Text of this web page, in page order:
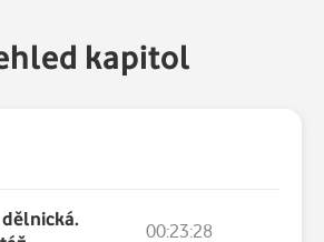
A pak přišla práce s tak vzácnými
až do poslední minuty
nového děje, který jsem dosud
domu, pamětní desky na něm,
kapitol
dělnická.
00:23:28